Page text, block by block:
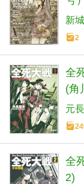
新
2
全
(角
元
全
2)